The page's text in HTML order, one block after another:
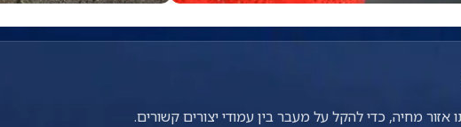
אזור מחיה, כדי להקל על מעבר בין עמודי יצורים קשורים.